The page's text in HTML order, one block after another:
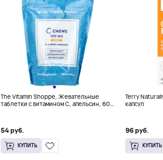
The Vitamin Shoppe, Жевательные
таблетки с витамином C, апельсин, 60
54 руб.
КУПИТЬ
Terry
капсул
96 руб.
КУПИТЬ